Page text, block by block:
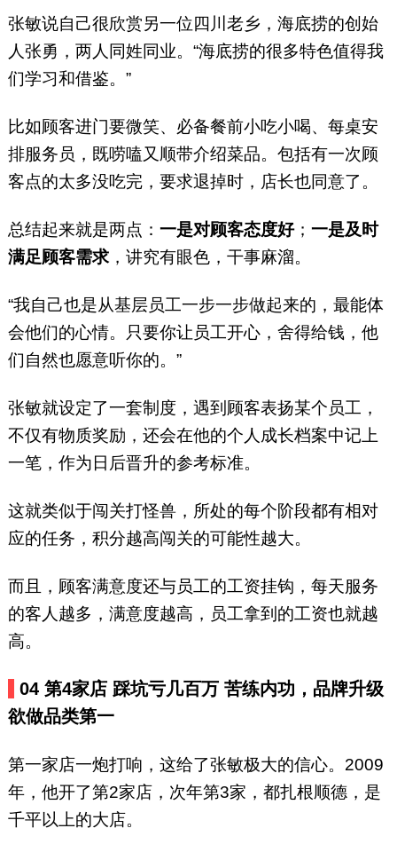
张敏说自己很欣赏另一位四川老乡，海底捞的创始
人张勇，两人同姓同业。“海底捞的很多特色值得我
们学习和借鉴。”
比如顾客进门要微笑、必备餐前小吃小喝、每桌安
排服务员，既唠嗑又顺带介绍菜品。包括有一次顾
客点的太多没吃完，要求退掉时，店长也同意了。
总结起来就是两点： 一是对顾客态度好； 一是及时
满足顾客需求，讲究有眼色，干事麻溜。
“我自己也是从基层员工一步一步做起来的，最能体
会他们的心情。只要你让员工开心，舍得给钱，他
们自然也愿意听你的。”
张敏就设定了一套制度，遇到顾客表扬某个员工，
不仅有物质奖励，还会在他的个人成长档案中记上
一笔，作为日后晋升的参考标准。
这就类似于闯关打怪兽，所处的每个阶段都有相对
应的任务，积分越高闯关的可能性越大。
而且，顾客满意度还与员工的工资挂钩，每天服务
的客人越多，满意度越高，员工拿到的工资也就越
高。
04 第4家店 踩坑亏几百万苦练内功，品牌升级
欲做品类第一
第一家店一炮打响，这给了张敏极大的信心。2009
年，他开了第2家店，次年第3家，都扎根顺德，是
千平以上的大店。